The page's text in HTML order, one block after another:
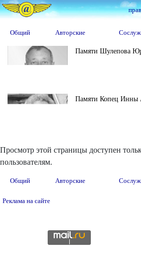
Общий Авторские
Памяти Шулепова
Памяти Копец Инны
Просмотр этой страницы доступен
пользователям.
Общий Авторские
Реклама на сайте